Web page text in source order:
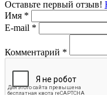
Оставьте первый отзыв!
Имя *
E-mail *
Комментарий *